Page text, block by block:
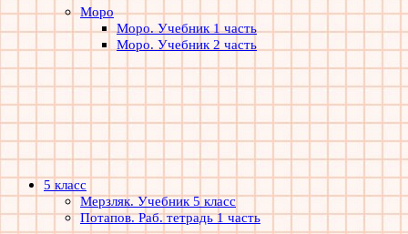
Моро
Моро. Учебник 1 часть
Моро. Учебник 2 часть
5 класс
Мерзляк. Учебник 5 класс
Потапов. Раб. тетрадь 1 часть